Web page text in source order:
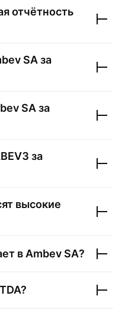
отчётность
SA за
SA за
за
высокие
в Ambev SA?